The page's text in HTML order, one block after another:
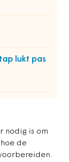
lukt pas
nodig is om
de